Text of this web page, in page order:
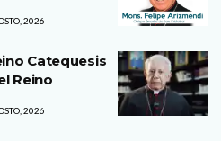
2026
Catequesis
Reino
2026